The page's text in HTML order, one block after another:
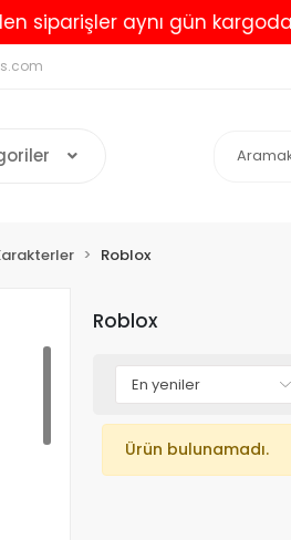
aynı gün kargoda!
Roblox
Roblox
Ürün bulunamadı.